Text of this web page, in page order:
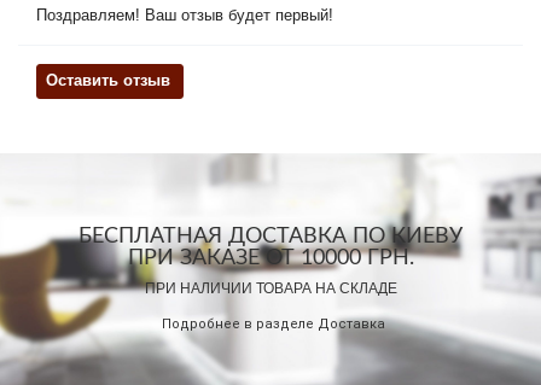
Поздравляем! Ваш отзыв будет первый!
Оставить отзыв
БЕСПЛАТНАЯ ДОСТАВКА ПО КИЕВУ
ПРИ ЗАКАЗЕ ОТ 10000 ГРН.
ПРИ НАЛИЧИИ ТОВАРА НА СКЛАДЕ
Подробнее в разделе Доставка